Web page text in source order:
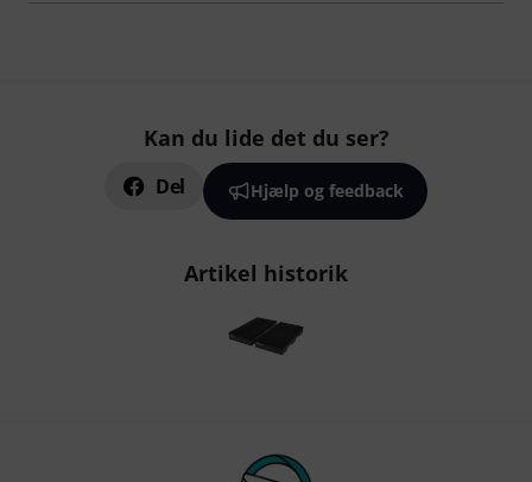
Kan du lide det du ser?
Del Hjælp og feedback
Artikel historik